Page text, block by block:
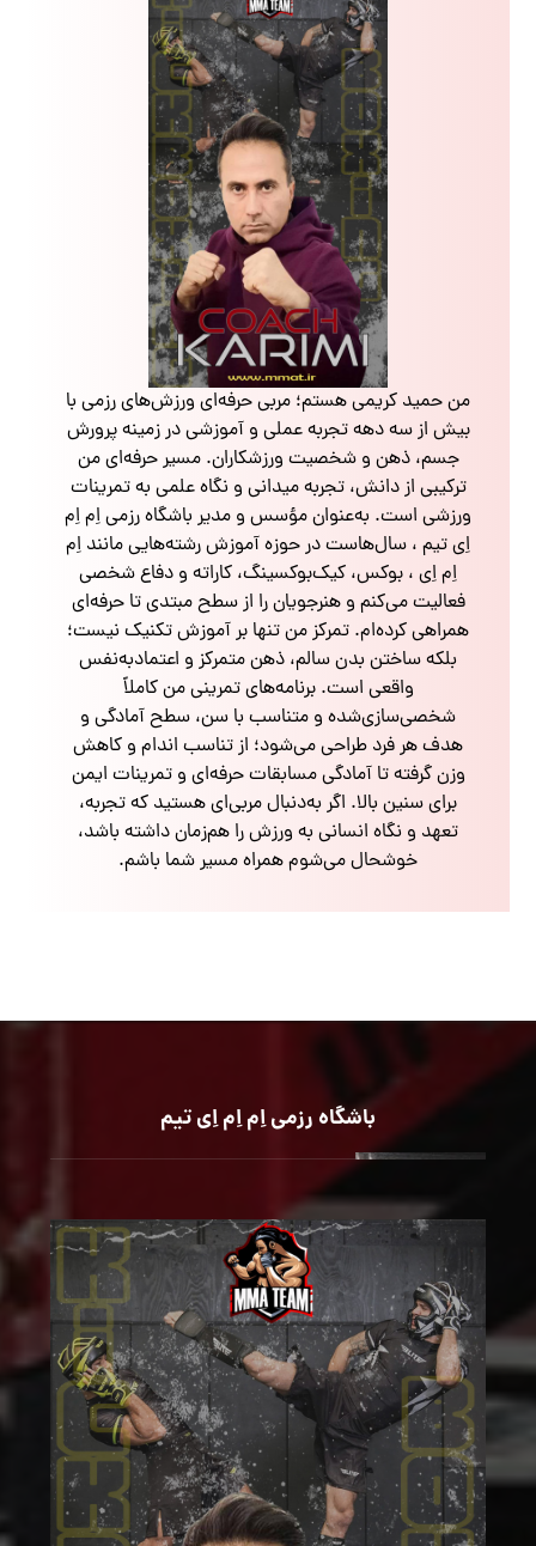
من حمید کریمی هستم؛ مربی حرفه‌ای ورزش‌های رزمی با
بیش از سه دهه تجربه عملی و آموزشی در زمینه پرورش
جسم، ذهن و شخصیت ورزشکاران. مسیر حرفه‌ای من
ترکیبی از دانش، تجربه میدانی و نگاه علمی به تمرینات
ورزشی است. به‌عنوان مؤسس و مدیر باشگاه رزمی اِم اِم
اِی تیم ، سال‌هاست در حوزه آموزش رشته‌هایی مانند اِم
اِم اِی ، بوکس، کیک‌بوکسینگ، کاراته و دفاع شخصی
فعالیت می‌کنم و هنرجویان را از سطح مبتدی تا حرفه‌ای
همراهی کرده‌ام. تمرکز من تنها بر آموزش تکنیک نیست؛
بلکه ساختن بدن سالم، ذهن متمرکز و اعتمادبه‌نفس
واقعی است. برنامه‌های تمرینی من کاملاً
شخصی‌سازی‌شده و متناسب با سن، سطح آمادگی و
هدف هر فرد طراحی می‌شود؛ از تناسب اندام و کاهش
وزن گرفته تا آمادگی مسابقات حرفه‌ای و تمرینات ایمن
برای سنین بالا. اگر به‌دنبال مربی‌ای هستید که تجربه،
تعهد و نگاه انسانی به ورزش را هم‌زمان داشته باشد،
خوشحال می‌شوم همراه مسیر شما باشم.
باشگاه رزمی اِم اِم اِی تیم